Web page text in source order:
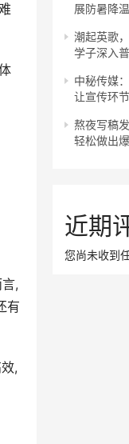
,
有
,
展防暑降
潮起英歌
学子深入
中秘传媒
让宣传环
熬夜写稿
轻松做出
近期
您尚未收到